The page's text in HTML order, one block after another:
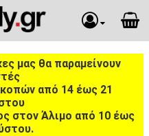
μας θα παραμείνουν
από 14 έως 21
στον Άλιμο από 10 έως